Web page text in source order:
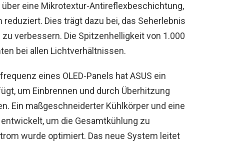
eine Mikrotextur-Antireflexbeschichtung,
Dies trägt dazu bei, das Seherlebnis
verbessern. Die Spitzenhelligkeit von 1.000
bei allen Lichtverhältnissen.
eines OLED-Panels hat ASUS ein
um Einbrennen und durch Überhitzung
Ein maßgeschneiderter Kühlkörper und eine
um die Gesamtkühlung zu
wurde optimiert. Das neue System leitet